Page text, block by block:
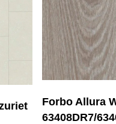
Forbo Allura
63408DR7/